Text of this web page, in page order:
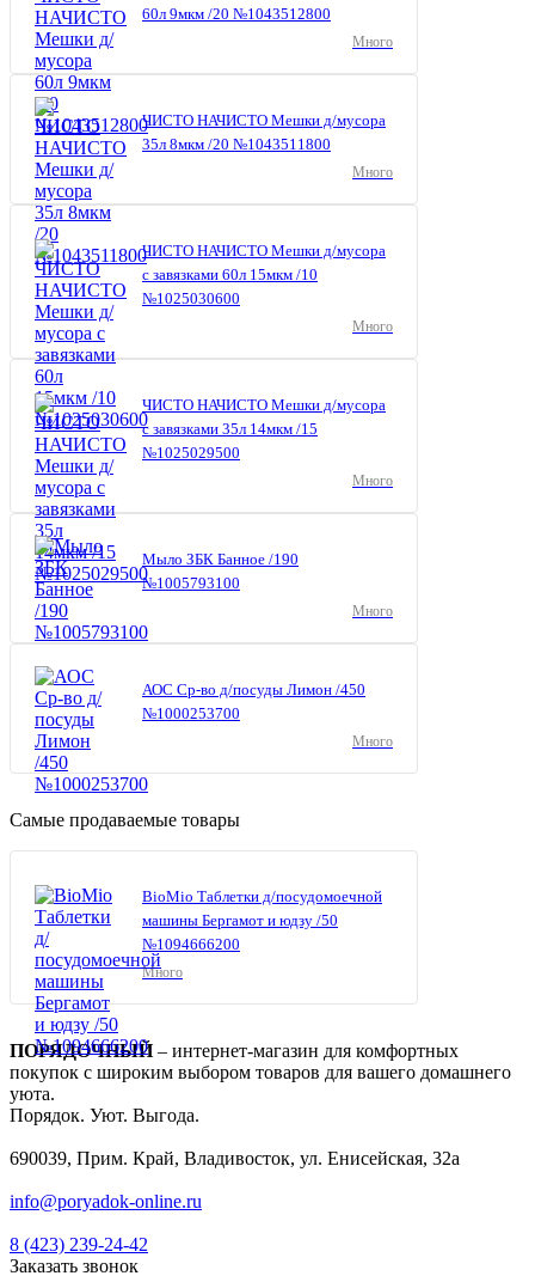
60л 9мкм /20 №1043512800
Много
ЧИСТО НАЧИСТО Мешки д/мусора
35л 8мкм /20 №1043511800
Много
ЧИСТО НАЧИСТО Мешки д/мусора
с завязками 60л 15мкм /10
№1025030600
Много
ЧИСТО НАЧИСТО Мешки д/мусора
с завязками 35л 14мкм /15
№1025029500
Много
Мыло ЗБК Банное /190
№1005793100
Много
АОС Ср-во д/посуды Лимон /450
№1000253700
Много
Самые продаваемые товары
BioMio Таблетки д/посудомоечной
машины Бергамот и юдзу /50
№1094666200
Много
ПОРЯДОЧНЫЙ– интернет-магазин для комфортных
покупок с широким выбором товаров для вашего домашнего
уюта.
Порядок. Уют. Выгода.
690039, Прим. Край, Владивосток, ул. Енисейская, 32а
info@poryadok-online.ru
8 (423) 239-24-42
Заказать звонок